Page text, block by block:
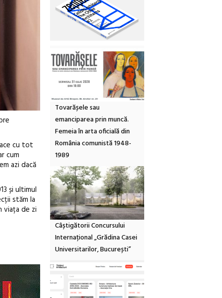
cu tot
cum
azi dacă
și ultimul
stăm la
viața de zi
Tovarășele sau
emanciparea prin muncă.
Femeia în arta oficială din
România comunistă 1948-
1989
Câștigătorii Concursului
Internațional „Grădina Casei
Universitarilor, București”